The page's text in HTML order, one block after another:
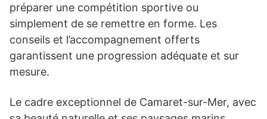
préparer une compétition sportive ou
simplement de se remettre en forme. Les
conseils et l’accompagnement offerts
garantissent une progression adéquate et sur
mesure.
Le cadre exceptionnel de Camaret-sur-Mer, avec